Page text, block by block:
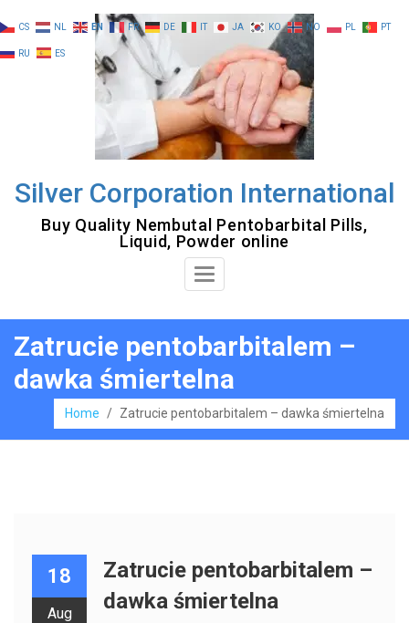
to
content
Silver Corporation International
Buy Quality Nembutal Pentobarbital Pills,
Liquid, Powder online
Toggle
Zatrucie pentobarbitalem –
dawka śmiertelna
Home / Zatrucie pentobarbitalem – dawka śmiertelna
18
Aug
Zatrucie pentobarbitalem –
dawka śmiertelna
CS NL EN FR DE IT JA KO NO PL PT
RU ES